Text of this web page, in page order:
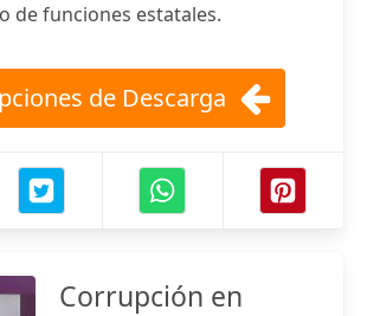
de funciones estatales.
de Descarga
Corrupción en